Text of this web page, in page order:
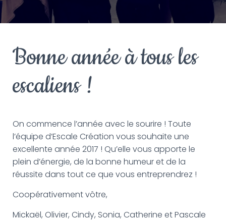
M
R
Bonne année à tous les
escaliens !
On commence l’année avec le sourire ! Toute
l’équipe d’Escale Création vous souhaite une
excellente année 2017 ! Qu’elle vous apporte le
plein d’énergie, de la bonne humeur et de la
réussite dans tout ce que vous entreprendrez !
Coopérativement vôtre,
Mickaël, Olivier, Cindy, Sonia, Catherine et Pascale